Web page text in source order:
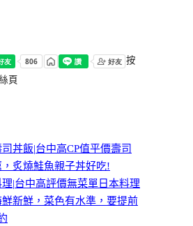
按
頁
丼飯|台中高CP值平價壽司
炙燒鮭魚親子丼好吃!
|台中高評價無菜單日本料理
新鮮，菜色有水準，要提前